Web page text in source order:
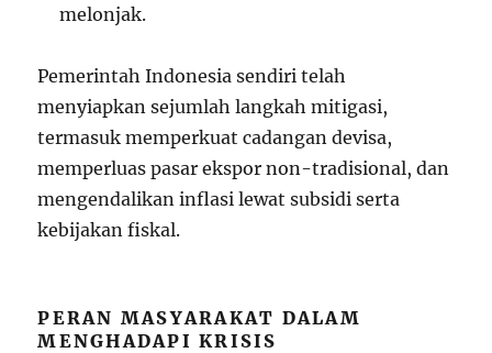
melonjak.
Pemerintah Indonesia sendiri telah
menyiapkan sejumlah langkah mitigasi,
termasuk memperkuat cadangan devisa,
memperluas pasar ekspor non-tradisional, dan
mengendalikan inflasi lewat subsidi serta
kebijakan fiskal.
PERAN MASYARAKAT DALAM
MENGHADAPI KRISIS